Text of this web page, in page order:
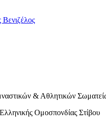
& Αθλητικών
Ομοσπονδίας Στίβου